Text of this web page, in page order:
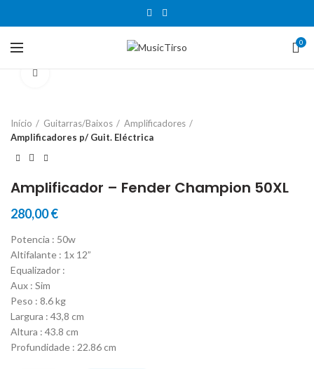
0
Início Guitarras/Baixos
Amplificadores
Amplificadores p/ Guit. Eléctrica
Amplificador – Fender Champion 50XL
280,00€
Potencia : 50w
Altifalante : 1x 12”
Equalizador :
Aux : Sim
Peso : 8.6 kg
Largura : 43,8 cm
Altura : 43.8 cm
Profundidade : 22.86 cm